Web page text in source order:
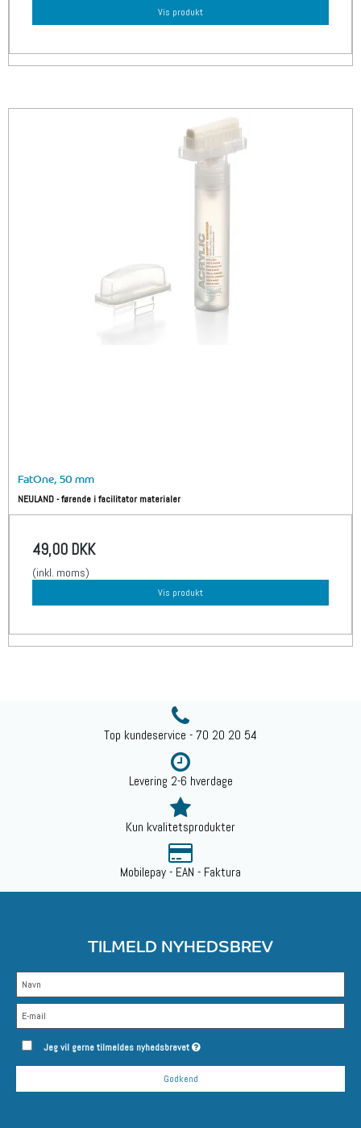
Vis produkt
FatOne, 50 mm
NEULAND - førende i facilitator materialer
49,00 DKK
(inkl. moms)
Vis produkt
Top kundeservice - 70 20 20 54
Levering 2-6 hverdage
Kun kvalitetsprodukter
Mobilepay - EAN - Faktura
TILMELD NYHEDSBREV
Jeg vil gerne tilmeldes nyhedsbrevet
Godkend